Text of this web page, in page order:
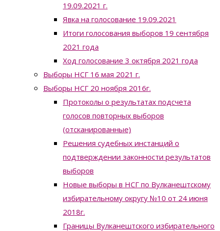
19.09.2021 г.
Явка на голосование 19.09.2021
Итоги голосования выборов 19 сентября
2021 года
Ход голосование 3 октября 2021 года
Выборы НСГ 16 мая 2021 г.
Выборы НСГ 20 ноября 2016г.
Протоколы о результатах подсчета
голосов повторных выборов
(отсканированные)
Решения судебных инстанций о
подтверждении законности результатов
выборов
Новые выборы в НСГ по Вулканештскому
избирательному округу №10 от 24 июня
2018г.
Границы Вулканештского избирательного